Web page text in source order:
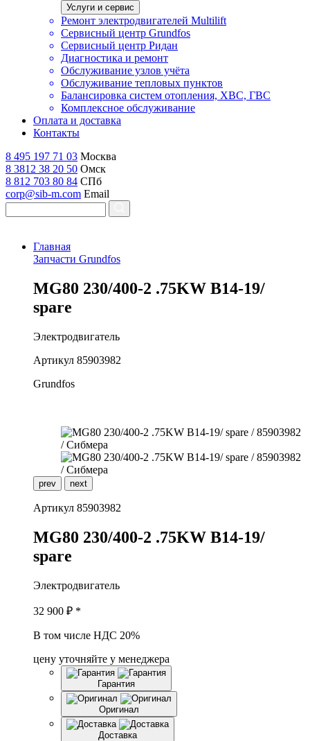
Услуги и сервис
Ремонт электродвигателей Multilift
Сервисный центр Grundfos
Сервисный центр Ридан
Диагностика и ремонт
Обслуживание узлов учёта
Обслуживание тепловых пунктов
Балансировка систем отопления, ХВС, ГВС
Комплексное обслуживание
Оплата и доставка
Контакты
8 495 197 71 03 Москва
8 3812 38 20 50 Омск
8 812 703 80 84 СПб
corp@sib-m.com Email
Главная
Запчасти Grundfos
MG80 230/400-2 .75KW B14-19/
spare
Электродвигатель
Артикул 85903982
Grundfos
prev next
Артикул 85903982
MG80 230/400-2 .75KW B14-19/
spare
Электродвигатель
32 900 ₽ *
В том числе НДС 20%
цену уточняйте у менеджера
Гарантия
Оригинал
Доставка